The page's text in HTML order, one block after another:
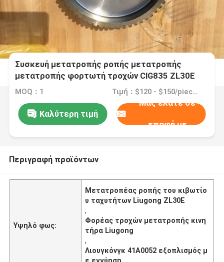
Συσκευή μετατροπής ροπής μετατροπής
μετατροπής φορτωτή τροχών ClG835 ZL30E
Μετατροπής 41A0052 Για κινητήρα Liugong
MOQ：1 Τιμή：$120 - $150/pieces
Καλύτερη τιμή
Μας ελάτε σε
επαφή με
Περιγραφή προϊόντων
Υψηλό φως:
Μετατροπέας ροπής του κιβωτίο
υ ταχυτήτων Liugong ZL30E
,
Φορέας τροχών μετατροπής κινη
τήρα Liugong
,
Λιουγκόνγκ 41Α0052 εξοπλισμός μ
ε εγγύηση